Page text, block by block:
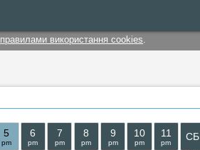
правилами використання cookies.
5
pm
6
pm
7
pm
8
pm
9
pm
10
pm
11
pm СБ